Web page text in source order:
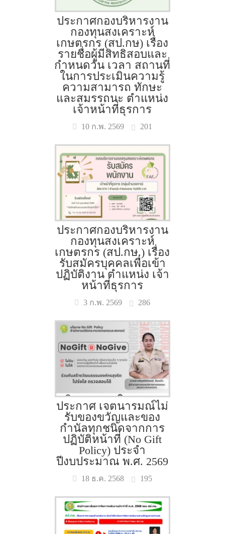
ประกาศกองบริหารงาน
กองทุนสงเคราะห์
เกษตรกร (สป.กษ) เรื่อง
รายชื่อผู้มีสิทธิสอบและ
กำหนดวัน เวลา สถานที่
ในการประเมินความรู้
ความสามารถ ทักษะ
และสมรรถนะ ตำแหน่ง
เจ้าหน้าที่ธุรการ
10 ก.พ. 2569 201
ประกาศกองบริหารงาน
กองทุนสงเคราะห์
เกษตรกร (สป.กษ.) เรื่อง
รับสมัครบุคคลเพื่อเข้า
ปฏิบัติงาน ตำแหน่ง เจ้า
หน้าที่ธุรการ
3 ก.พ. 2569 286
ประกาศ เจตนารมณ์ไม่
รับของขวัญและของ
กำนัลทุกชนิดจากการ
ปฏิบัติหน้าที่ (No Gift
Policy) ประจำ
ปีงบประมาณ พ.ศ. 2569
18 ธ.ค. 2568 195